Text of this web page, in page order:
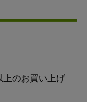
上のお買い上げ